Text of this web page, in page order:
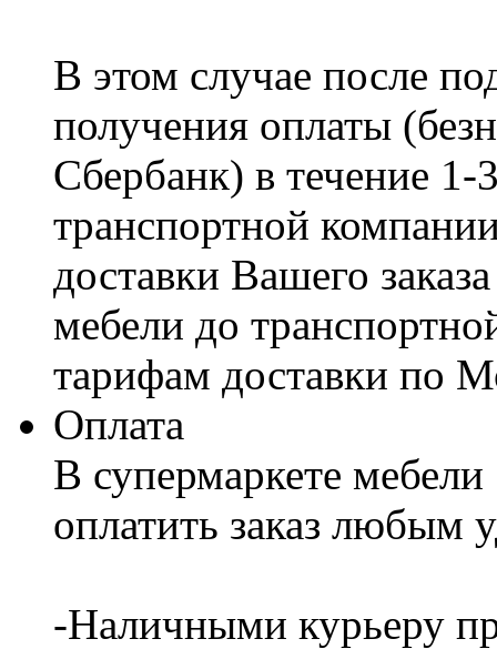
В этом случае после
получения оплаты
Сбербанк) в течение
транспортной
доставки Вашего
мебели до
тарифам доставки по
Оплата
В супермаркете
оплатить заказ любым
-Наличными курьеру